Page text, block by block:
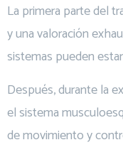
La primera parte del
y una valoración
sistemas pueden
Después, durante la
el sistema
de movimiento y